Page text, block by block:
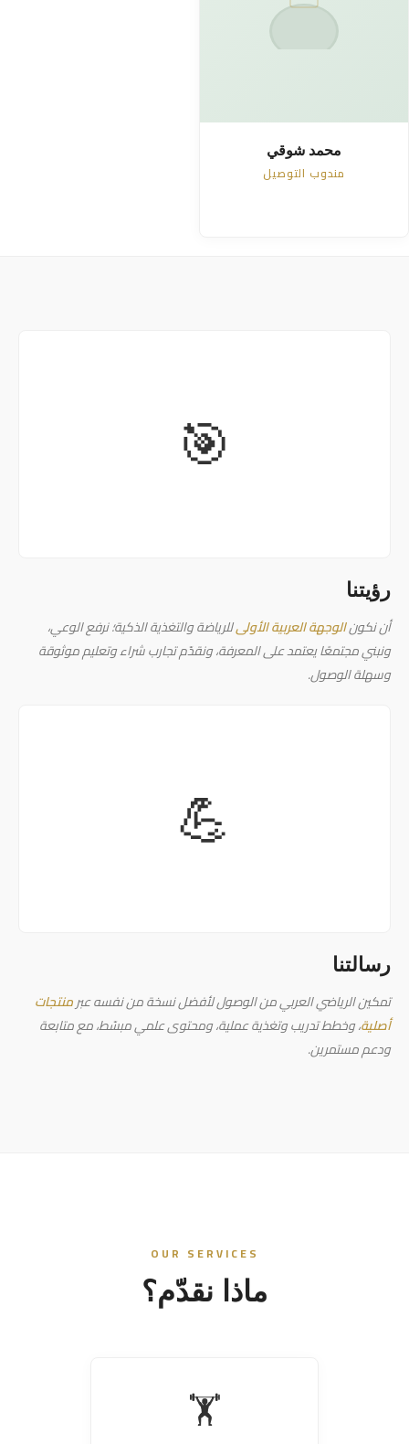
محمد شوقي
مندوب التوصيل
🎯
رؤيتنا
أن نكونالوجهة العربية الأولىللرياضة والتغذية الذكية؛ نرفع الوعي،
ونبني مجتمعًا يعتمد على المعرفة، ونقدّم تجارب شراء وتعليم موثوقة
وسهلة الوصول.
💪
رسالتنا
تمكين الرياضي العربي من الوصول لأفضل نسخة من نفسه عبرمنتجات
أصلية، وخطط تدريب وتغذية عملية، ومحتوى علمي مبسّط، مع متابعة
ودعم مستمرين.
OUR SERVICES
ماذا نقدّم؟
🏋️